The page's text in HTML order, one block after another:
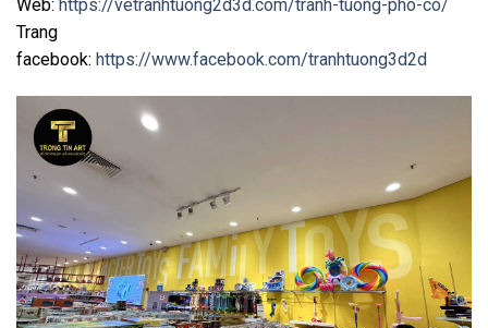
Web: https://vetranhtuong2d3d.com/tranh-tuong-pho-co/
Trang
facebook: https://www.facebook.com/tranhtuong3d2d